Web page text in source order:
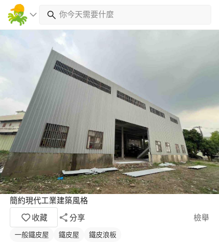
簡約現代工業建築風格
收藏
分享 檢舉
一般鐵皮屋 鐵皮屋
鐵皮浪板